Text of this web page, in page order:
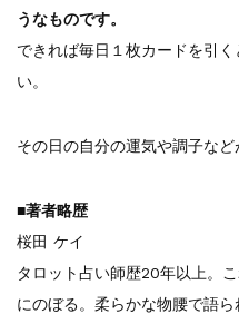
うなものです。
できれば毎日１枚カードを引
い。
その日の自分の運気や調子な
■著者略歴
桜田 ケイ
タロット占い師歴20年以上。
にのぼる。柔らかな物腰で語